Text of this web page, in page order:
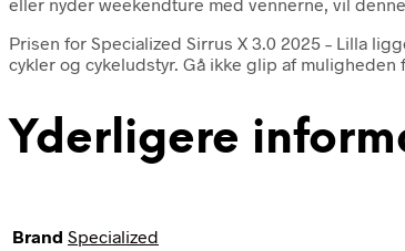
Prisen for Specialized Sirrus X 3.0 2025 – Lilla
cykler og cykeludstyr. Gå ikke glip af
Yderligere
Brand Specialized